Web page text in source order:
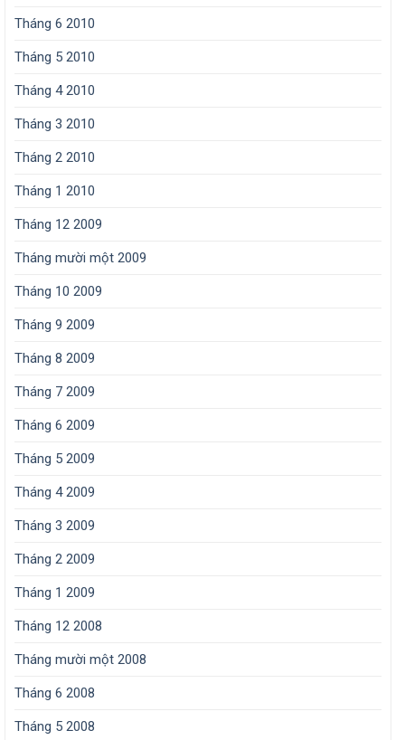
Tháng 6 2010
Tháng 5 2010
Tháng 4 2010
Tháng 3 2010
Tháng 2 2010
Tháng 1 2010
Tháng 12 2009
Tháng mười một 2009
Tháng 10 2009
Tháng 9 2009
Tháng 8 2009
Tháng 7 2009
Tháng 6 2009
Tháng 5 2009
Tháng 4 2009
Tháng 3 2009
Tháng 2 2009
Tháng 1 2009
Tháng 12 2008
Tháng mười một 2008
Tháng 6 2008
Tháng 5 2008